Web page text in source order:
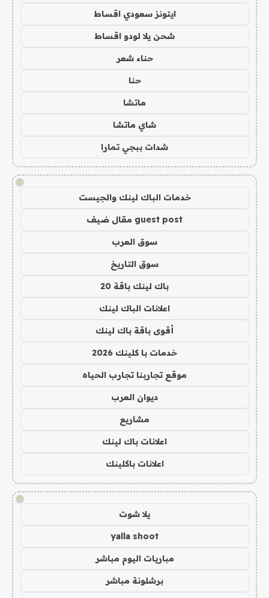
ايتونز سعودي اقساط
شحن يلا لودو اقساط
حناء شعر
حنا
ماتشا
شاي ماتشا
شدات ببجي تمارا
!
خدمات الباك لينك والجيست
guest post مقال ضيف
سوق العرب
سوق التاريخ
باك لينك باقة 20
اعلانات الباك لينك
أقوى باقة باك لينك
خدمات با كلينك 2026
موقع تجاربنا تجارب الحياه
ديوان العرب
مشاريع
اعلانات باك لينك
اعلانات باكلينك
!
يلا شوت
yalla shoot
مباريات اليوم مباشر
برشلونة مباشر